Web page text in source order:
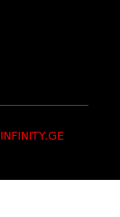
INFINITY.GE